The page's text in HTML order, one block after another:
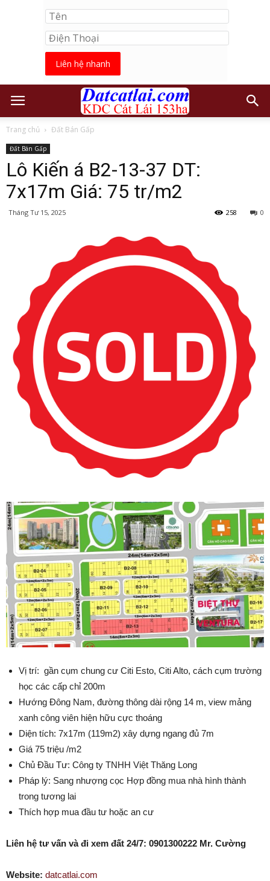
Liên hệ nhanh
Trang chủ Đất Bán Gấp
Đất Bán Gấp
Lô Kiến á B2-13-37 DT:
7x17m Giá: 75 tr/m2
Tháng Tư 15, 2025 0
258
Vị trí: gần cụm chung cư Citi Esto, Citi Alto, cách cụm trường
học các cấp chỉ 200m
Hướng Đông Nam, đường thông dài rộng 14 m, view mảng
xanh công viên hiện hữu cực thoáng
Diện tích: 7x17m (119m2) xây dựng ngang đủ 7m
Giá 75 triệu /m2
Chủ Đầu Tư: Công ty TNHH Việt Thăng Long
Pháp lý: Sang nhượng cọc Hợp đồng mua nhà hình thành
trong tương lai
Thích hợp mua đầu tư hoặc an cư
Liên hệ tư vấn và đi xem đất 24/7: 0901300222 Mr. Cường
Website: datcatlai.com